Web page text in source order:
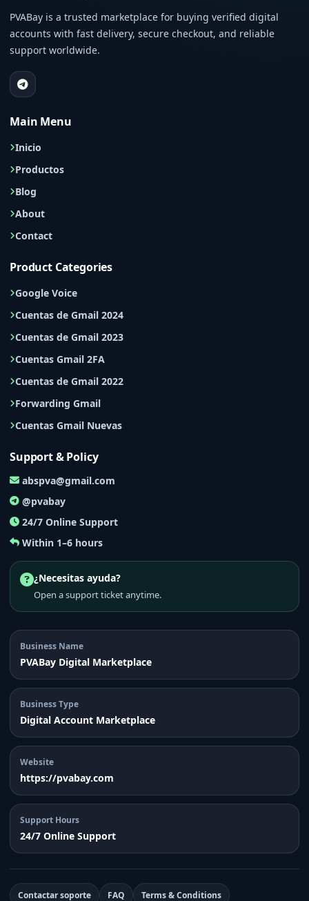
PVABay is a trusted marketplace for buying verified digital
accounts with fast delivery, secure checkout, and reliable
support worldwide.
Main Menu
Inicio
Productos
Blog
About
Contact
Product Categories
Google Voice
Cuentas de Gmail 2024
Cuentas de Gmail 2023
Cuentas Gmail 2FA
Cuentas de Gmail 2022
Forwarding Gmail
Cuentas Gmail Nuevas
Support & Policy
abspva@gmail.com
@pvabay
24/7 Online Support
Within 1–6 hours
¿Necesitas ayuda?
Open a support ticket anytime.
Business Name
PVABay Digital Marketplace
Business Type
Digital Account Marketplace
Website
https://pvabay.com
Support Hours
24/7 Online Support
Contactar soporte FAQ Terms & Conditions